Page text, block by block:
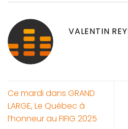
VALENTIN
Ce mardi dans GRAND
LARGE, Le Québec à
l’honneur au FIFIG 2025